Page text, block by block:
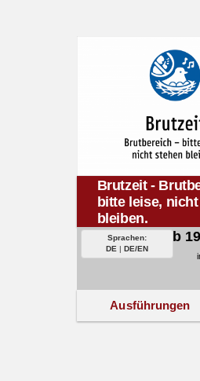
Brutzeit -
bitte leise,
bleiben.
Sprachen:
DE | DE/EN
ab
Ausführungen